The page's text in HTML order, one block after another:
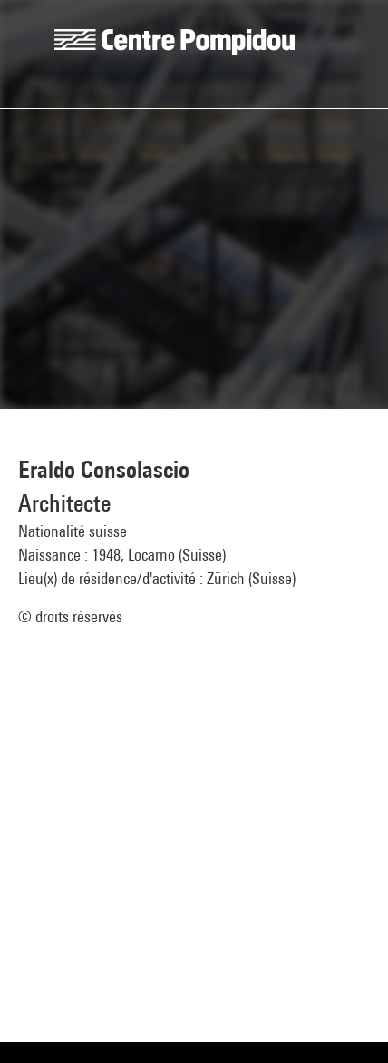
Eraldo Consolascio
Architecte
Nationalité suisse
Naissance : 1948, Locarno (Suisse)
Lieu(x) de résidence/d'activité : Zürich (Suisse)
© droits réservés